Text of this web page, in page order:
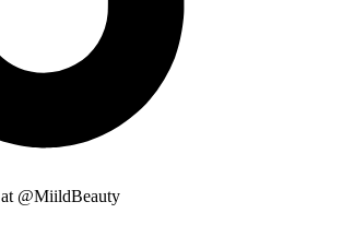
at @MiildBeauty